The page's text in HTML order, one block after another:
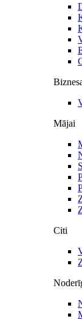
Mājai
Citi